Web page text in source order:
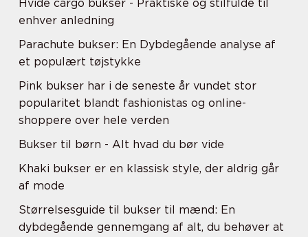
Hvide cargo bukser - Praktiske og stilfulde til
enhver anledning
Parachute bukser: En Dybdegående analyse af
et populært tøjstykke
Pink bukser har i de seneste år vundet stor
popularitet blandt fashionistas og online-
shoppere over hele verden
Bukser til børn - Alt hvad du bør vide
Khaki bukser er en klassisk style, der aldrig går
af mode
Størrelsesguide til bukser til mænd: En
dybdegående gennemgang af alt, du behøver at